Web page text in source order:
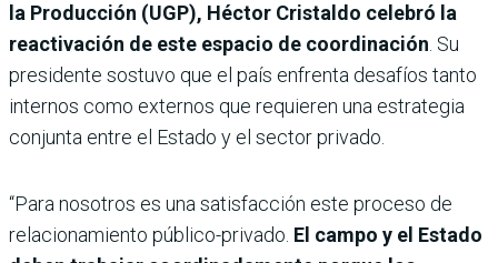
la Producción (UGP), Héctor Cristaldo celebró la
reactivación de este espacio de coordinación. Su
presidente sostuvo que el país enfrenta desafíos tanto
internos como externos que requieren una estrategia
conjunta entre el Estado y el sector privado.
“Para nosotros es una satisfacción este proceso de
relacionamiento público-privado. El campo y el Estado